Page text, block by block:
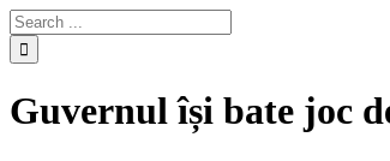
Guvernul își bate joc